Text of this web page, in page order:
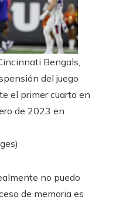
Bengals,
del juego
el primer cuarto en
de 2023 en
no puedo
de memoria es